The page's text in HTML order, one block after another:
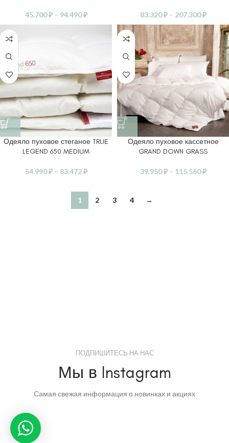
45.700₽ – 94.490₽ 83.320₽ – 207.300₽
Одеяло пуховое стеганое TRUE
LEGEND 650 MEDIUM
54.990₽ – 83.472₽
Одеяло пуховое кассетное
GRAND DOWN GRASS
39.950₽ – 115.560₽
1 2 3 4 →
ПОДПИШИТЕСЬ НА НАС
Мы в Instagram
Самая свежая информация о новинках и акциях